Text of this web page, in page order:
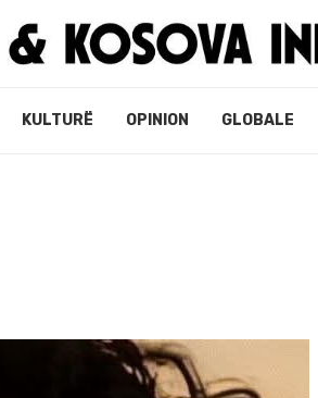
KULTURË OPINION GLOBALE